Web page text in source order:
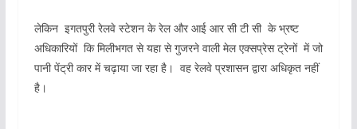
लेकिन इगतपुरी रेलवे स्टेशन के रेल और आई आर सी टी सी के भ्रष्ट
अधिकारियों कि मिलीभगत से यहा से गुजरने वाली मेल एक्सप्रेस ट्रेनों में जो
पानी पेंट्री कार में चढ़ाया जा रहा है। वह रेलवे प्रशासन द्वारा अधिकृत नहीं
है।